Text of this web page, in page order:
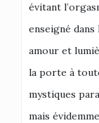
évitant
enseigné
amour et
la porte à
mystiques
mais